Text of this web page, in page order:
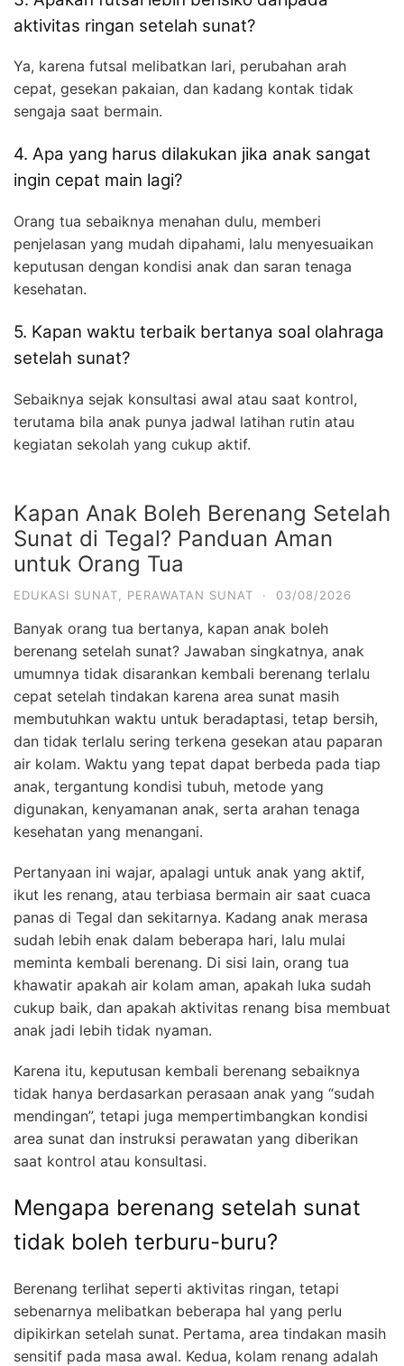
aktivitas ringan setelah sunat?
Ya, karena futsal melibatkan lari, perubahan arah
cepat, gesekan pakaian, dan kadang kontak tidak
sengaja saat bermain.
4. Apa yang harus dilakukan jika anak sangat
ingin cepat main lagi?
Orang tua sebaiknya menahan dulu, memberi
penjelasan yang mudah dipahami, lalu menyesuaikan
keputusan dengan kondisi anak dan saran tenaga
kesehatan.
5. Kapan waktu terbaik bertanya soal olahraga
setelah sunat?
Sebaiknya sejak konsultasi awal atau saat kontrol,
terutama bila anak punya jadwal latihan rutin atau
kegiatan sekolah yang cukup aktif.
Kapan Anak Boleh Berenang Setelah
Sunat di Tegal? Panduan Aman
untuk Orang Tua
EDUKASI SUNAT PERAWATAN SUNAT · 03/08/2026
Banyak orang tua bertanya, kapan anak boleh
berenang setelah sunat? Jawaban singkatnya, anak
umumnya tidak disarankan kembali berenang terlalu
cepat setelah tindakan karena area sunat masih
membutuhkan waktu untuk beradaptasi, tetap bersih,
dan tidak terlalu sering terkena gesekan atau paparan
air kolam. Waktu yang tepat dapat berbeda pada tiap
anak, tergantung kondisi tubuh, metode yang
digunakan, kenyamanan anak, serta arahan tenaga
kesehatan yang menangani.
Pertanyaan ini wajar, apalagi untuk anak yang aktif,
ikut les renang, atau terbiasa bermain air saat cuaca
panas di Tegal dan sekitarnya. Kadang anak merasa
sudah lebih enak dalam beberapa hari, lalu mulai
meminta kembali berenang. Di sisi lain, orang tua
khawatir apakah air kolam aman, apakah luka sudah
cukup baik, dan apakah aktivitas renang bisa membuat
anak jadi lebih tidak nyaman.
Karena itu, keputusan kembali berenang sebaiknya
tidak hanya berdasarkan perasaan anak yang “sudah
mendingan”, tetapi juga mempertimbangkan kondisi
area sunat dan instruksi perawatan yang diberikan
saat kontrol atau konsultasi.
Mengapa berenang setelah sunat
tidak boleh terburu-buru?
Berenang terlihat seperti aktivitas ringan, tetapi
sebenarnya melibatkan beberapa hal yang perlu
dipikirkan setelah sunat. Pertama, area tindakan masih
sensitif pada masa awal. Kedua, kolam renang adalah